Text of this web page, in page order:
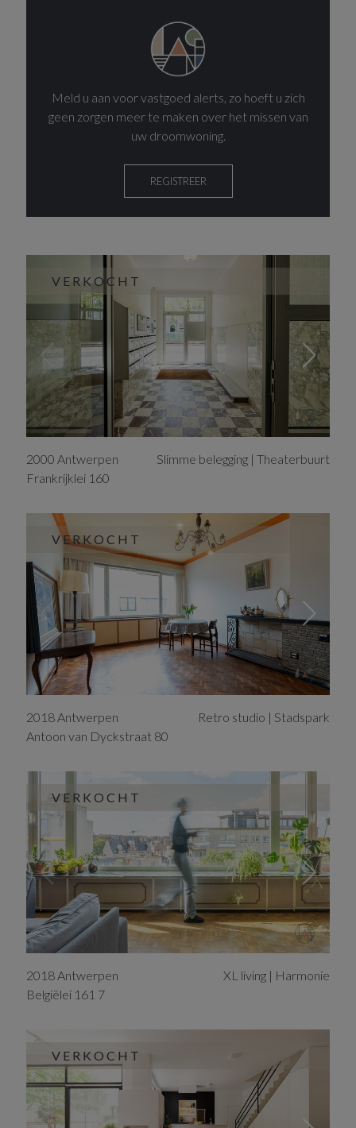
Meld u aan voor vastgoed alerts, zo hoeft u zich
geen zorgen meer te maken over het missen van
uw droomwoning.
REGISTREER
VERKOCHT
2000 Antwerpen
Frankrijklei 160
Slimme belegging | Theaterbuurt
VERKOCHT
2018Antwerpen
Antoon van Dyckstraat 80
Retro studio | Stadspark
VERKOCHT
2018Antwerpen
Belgiëlei 161 7
XL living | Harmonie
VERKOCHT